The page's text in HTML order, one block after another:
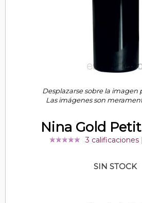
Desplazarse sobre la imagen
Las imágenes son
Nina Gold
3 calificaciones|
SIN STOCK